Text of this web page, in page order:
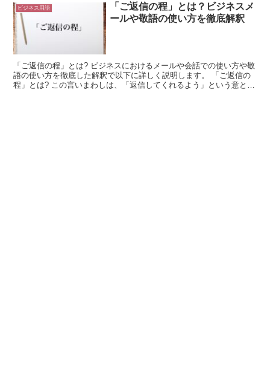
ビジネス用語
「ご返信の程」とは？ビジネスメ
ールや敬語の使い方を徹底解釈
「ご返信の程」とは? ビジネスにおけるメールや会話での使い方や敬
語の使い方を徹底した解釈で以下に詳しく説明します。 「ご返信の
程」とは? この言いまわしは、「返信してくれるよう」という意と